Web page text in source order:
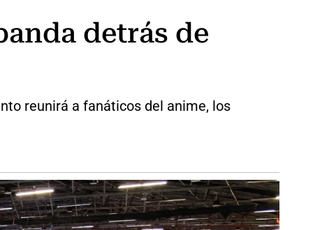
detrás de
reunirá a fanáticos del anime, los